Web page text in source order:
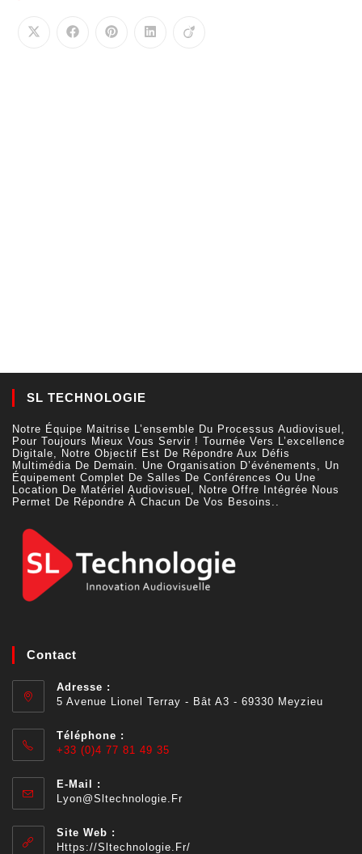
SL TECHNOLOGIE
Notre Équipe Maitrise L’ensemble Du Processus Audiovisuel,
Pour Toujours Mieux Vous Servir ! Tournée Vers L’excellence
Digitale, Notre Objectif Est De Répondre Aux Défis
Multimédia De Demain. Une Organisation D’événements, Un
Équipement Complet De Salles De Conférences Ou Une
Location De Matériel Audiovisuel, Notre Offre Intégrée Nous
Permet De Répondre À Chacun De Vos Besoins..
Contact
Adresse :
5 Avenue Lionel Terray - Bât A3 - 69330 Meyzieu
Téléphone :
+33 (0)4 77 81 49 35
E-Mail :
Lyon@sltechnologie.fr
Site Web :
Https://sltechnologie.fr/